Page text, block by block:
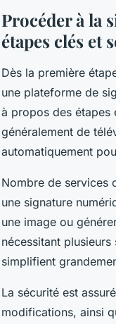
Procéder à la
étapes clés et
Dès la première
une plateforme de
à propos des étapes
généralement de
automatiquement
Nombre de services
une signature
une image ou
nécessitant
simplifient
La sécurité est
modifications, ainsi